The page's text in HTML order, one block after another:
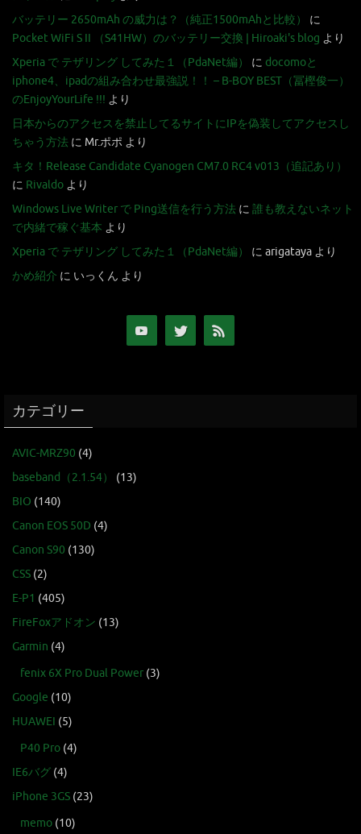
バッテリー 2650mAh の威力は？（純正1500mAhと比較）
に
Pocket WiFi S II （S41HW）のバッテリー交換 | Hiroaki's blog より
Xperia で テザリング してみた１（PdaNet編）
に docomoと
iphone4、ipadの組み合わせ最強説！！ – B-BOY BEST（冨樫俊一）
のEnjoyYourLife !!! より
日本からのアクセスを禁止してるサイトにIPを偽装してアクセスし
ちゃう方法 に Mr.ポポ より
キタ！Release Candidate Cyanogen CM7.0 RC4 v013（追記あり）
に Rivaldo より
Windows Live Writer で Ping送信を行う方法 に 誰も教えないネット
で内緒で稼ぐ基本 より
Xperia で テザリング してみた１（PdaNet編）
に arigataya より
かめ紹介 に いっくん より
カテゴリー
AVIC-MRZ90 (4)
baseband（2.1.54）
(13)
BIO (140)
Canon EOS 50D (4)
Canon S90 (130)
CSS (2)
E-P1 (405)
FireFoxアドオン (13)
Garmin (4)
fenix 6X Pro Dual Power (3)
Google (10)
HUAWEI (5)
P40 Pro (4)
IE6バグ (4)
iPhone 3GS (23)
memo (10)